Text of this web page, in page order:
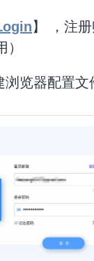
】 ，注
览器配置文